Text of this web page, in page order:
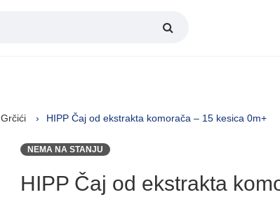
Grčići HIPP Čaj od ekstrakta komorača – 15 kesica 0m+
NEMA NA STANJU
HIPP Čaj od ekstrakta